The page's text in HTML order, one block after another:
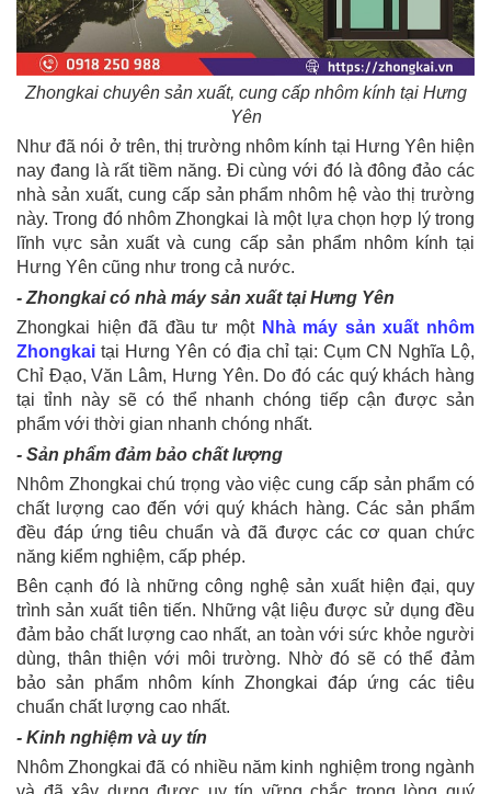
Zhongkai chuyên sản xuất, cung cấp nhôm kính tại Hưng
Yên
Như đã nói ở trên, thị trường nhôm kính tại Hưng Yên hiện
nay đang là rất tiềm năng. Đi cùng với đó là đông đảo các
nhà sản xuất, cung cấp sản phẩm nhôm hệ vào thị trường
này. Trong đó nhôm Zhongkai là một lựa chọn hợp lý trong
lĩnh vực sản xuất và cung cấp sản phẩm nhôm kính tại
Hưng Yên cũng như trong cả nước.
- Zhongkai có nhà máy sản xuất tại Hưng Yên
Zhongkai hiện đã đầu tư một Nhà máy sản xuất nhôm
Zhongkai tại Hưng Yên có địa chỉ tại: Cụm CN Nghĩa Lộ,
Chỉ Đạo, Văn Lâm, Hưng Yên. Do đó các quý khách hàng
tại tỉnh này sẽ có thể nhanh chóng tiếp cận được sản
phẩm với thời gian nhanh chóng nhất.
- Sản phẩm đảm bảo chất lượng
Nhôm Zhongkai chú trọng vào việc cung cấp sản phẩm có
chất lượng cao đến với quý khách hàng. Các sản phẩm
đều đáp ứng tiêu chuẩn và đã được các cơ quan chức
năng kiểm nghiệm, cấp phép.
Bên cạnh đó là những công nghệ sản xuất hiện đại, quy
trình sản xuất tiên tiến. Những vật liệu được sử dụng đều
đảm bảo chất lượng cao nhất, an toàn với sức khỏe người
dùng, thân thiện với môi trường. Nhờ đó sẽ có thể đảm
bảo sản phẩm nhôm kính Zhongkai đáp ứng các tiêu
chuẩn chất lượng cao nhất.
- Kinh nghiệm và uy tín
Nhôm Zhongkai đã có nhiều năm kinh nghiệm trong ngành